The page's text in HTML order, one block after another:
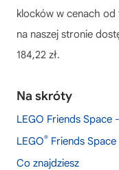
klocków w cenach od
na naszej stronie
184,22 zł.
Na skróty
LEGO Friends Space
LEGO® Friends
Co znajdziesz